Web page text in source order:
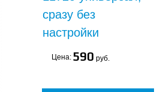
сразу без
настройки
Цена: 590 руб.